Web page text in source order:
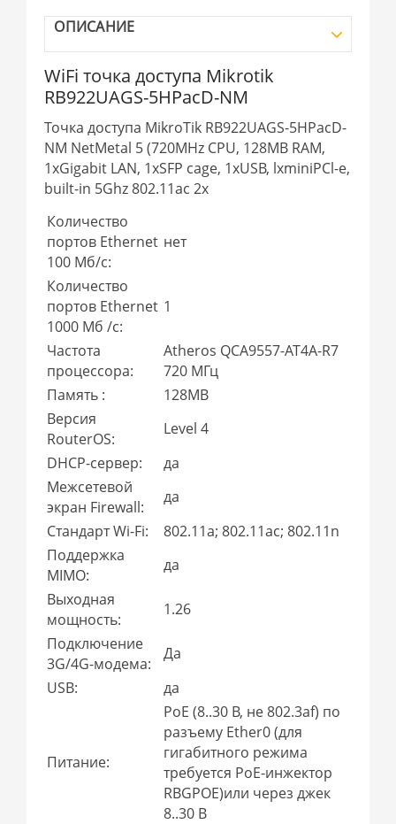
ОПИСАНИЕ
WiFi точка доступа Mikrotik
RB922UAGS-5HPacD-NM
Точка доступа MikroTik RB922UAGS-5HPacD-
NM NetMetal 5 (720MHz CPU, 128MB RAM,
1xGigabit LAN, 1xSFP cage, 1xUSB, lxminiPCl-e,
built-in 5Ghz 802.11ac 2x
Количество
портов Ethernet
100 Мб/с:
нет
Количество
портов Ethernet
1000 Мб /с:
1
Частота
процессора:
Atheros QCA9557-AT4A-R7
720 МГц
Память :
128МВ
Версия
RouterOS:
Level 4
DHCP-сервер:
да
Межсетевой
экран Firewall:
да
Стандарт Wi-Fi:
802.11a; 802.11ac; 802.11n
Поддержка
MIMO:
да
Выходная
мощность:
1.26
Подключение
3G/4G-модема:
Да
USB:
да
Питание:
PoE (8..30 В, не 802.3af) по
разъему Ether0 (для
гигабитного режима
требуется PoE-инжектор
RBGPOE)или через джек
8..30 В